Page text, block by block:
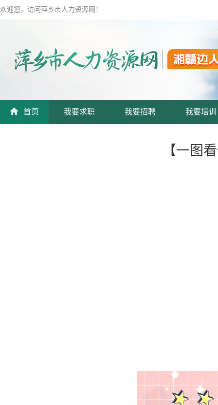
欢迎您，访问萍乡市人力资源网！
首页 我要求职 我要招聘 我要培训
【一图